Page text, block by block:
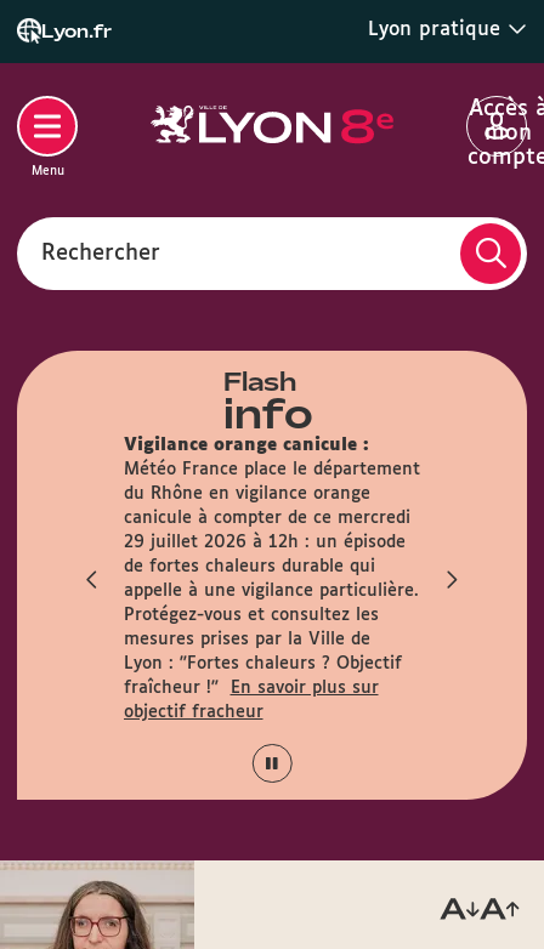
Lyon.fr Lyon pratique
Rechercher
Accès
mon
Menu
Flash
info
Vigilance orange canicule :
Météo France place le département
du Rhône en vigilance orange
canicule à compter de ce mercredi
29 juillet 2026 à 12h : un épisode
de fortes chaleurs durable qui
appelle à une vigilance particulière.
Protégez-vous et consultez les
mesures prises par la Ville de
Lyon : "Fortes chaleurs ? Objectif
fraîcheur !"
En savoir plus sur
objectif fracheur